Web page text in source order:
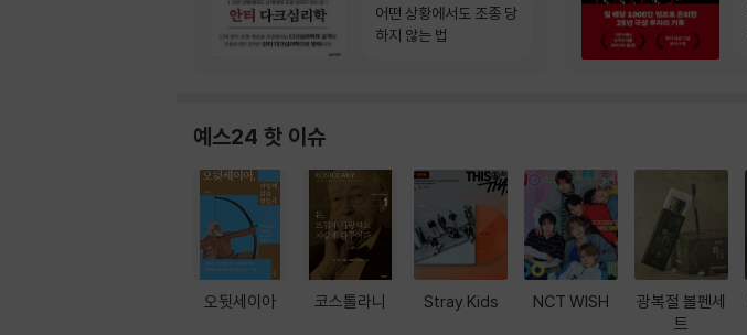
어떤 상황에서도 조종 당
하지 않는 법
예스24 핫 이슈
오뒷세이아 코스톨라니 Stray Kids NCT WISH
광복절 볼펜세
트